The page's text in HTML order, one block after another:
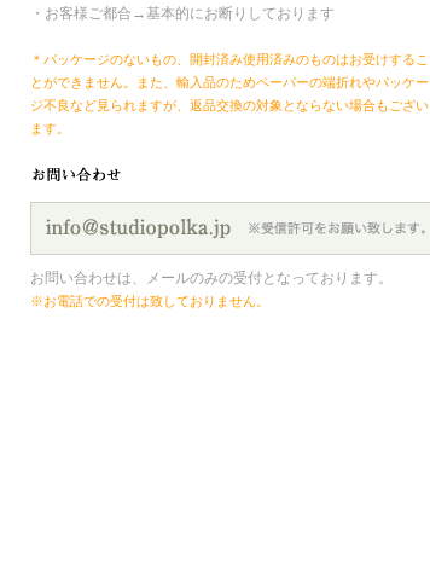
・お客様ご都合→基本的にお断りしております
＊パッケージのないもの、開封済み使用済みのものはお受けするこ
とができません。また、輸入品のためペーパーの端折れやパッケー
ジ不良など見られますが、返品交換の対象とならない場合もござい
ます。
お問い合わせは、メールのみの受付となっております。
※お電話での受付は致しておりません。